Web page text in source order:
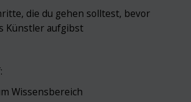
die du gehen solltest, bevor
Künstler aufgibst
Wissensbereich